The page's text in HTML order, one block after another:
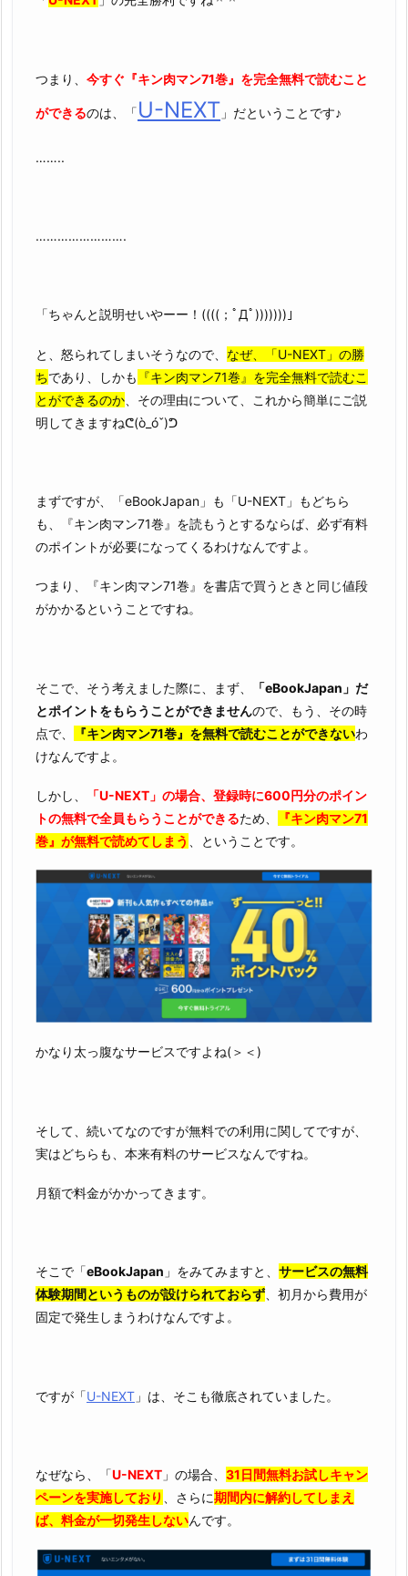
つまり、 今すぐ『キン肉マン71巻』を完全無料で読むこと
ができるのは、「U-NEXT 」だということです♪
……..
…………………….
「ちゃんと説明せいやーー！((((；ﾟДﾟ)))))))」
と、怒られてしまいそうなので、 なぜ、「U-NEXT」の勝
ちであり、しかも 『キン肉マン71巻』を完全無料で読むこ
とができるのか 、その理由について、これから簡単にご説
明してきますねᕦ(ò_óˇ)ᕤ
まずですが、「eBookJapan」も「U-NEXT」もどちら
も、『キン肉マン71巻』を読もうとするならば、必ず有料
のポイントが必要になってくるわけなんですよ。
つまり、『キン肉マン71巻』を書店で買うときと同じ値段
がかかるということですね。
そこで、そう考えました際に、まず、
「eBookJapan」だ
とポイントをもらうことができませんので、もう、その時
点で、
『キン肉マン71巻』を無料で読むことができないわ
けなんですよ。
しかし、
「U-NEXT」の場合、登録時に600円分のポイン
トの無料で全員もらうことができるため、
『キン肉マン71
巻』が無料で読めてしまう
、ということです。
かなり太っ腹なサービスですよね(＞＜)
そして、続いてなのですが無料での利用に関してですが、
実はどちらも、本来有料のサービスなんですね。
月額で料金がかかってきます。
そこで「eBookJapan 」をみてみますと、 サービスの無料
体験期間というものが設けられておらず 、初月から費用が
固定で発生しまうわけなんですよ。
ですが「U-NEXT 」は、そこも徹底されていました。
なぜなら、「U-NEXT 」の場合、 31日間無料お試しキャン
ペーンを実施しており
、さらに期間内に解約してしまえ
ば、料金が一切発生しないんです。